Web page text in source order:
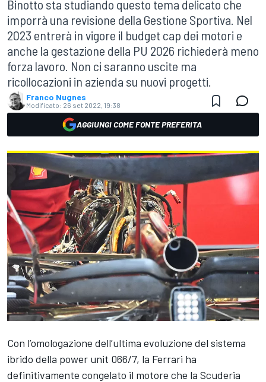
Binotto sta studiando questo tema delicato che
imporrà una revisione della Gestione Sportiva. Nel
2023 entrerà in vigore il budget cap dei motori e
anche la gestazione della PU 2026 richiederà meno
forza lavoro. Non ci saranno uscite ma
ricollocazioni in azienda su nuovi progetti.
Franco Nugnes
Modificato: 26 set 2022, 19:38
AGGIUNGI COME FONTE PREFERITA
Con l’omologazione dell’ultima evoluzione del sistema
ibrido della power unit 066/7, la Ferrari ha
definitivamente congelato il motore che la Scuderia